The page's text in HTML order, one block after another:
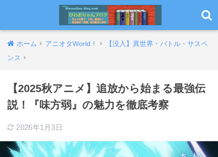
ホーム アニオタWorld！
【没入】異世界・バトル・サスペ
ンス
【2025秋アニメ】追放から始まる最強伝
説！『味方弱』の魅力を徹底考察
2026年1月3日